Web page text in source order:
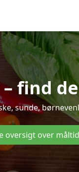
– find
sunde,
oversigt over